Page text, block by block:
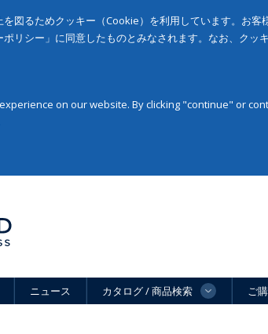
図るためクッキー（Cookie）を利用しています。お
リシー」に同意したものとみなされます。なお、クッ
on our website. By clicking "continue" or
ニュース カタログ / 商品検索 ご